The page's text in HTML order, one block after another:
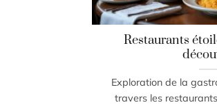
Restaurants
Exploration de la
travers les